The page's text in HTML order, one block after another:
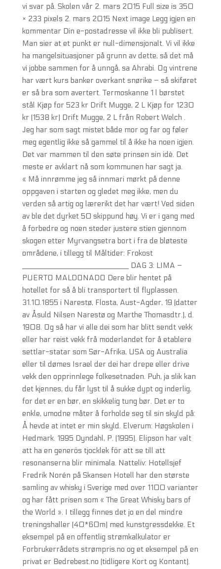
vi svar på. Skolen vår 2. mars 2015 Full size is 350
× 233 pixels 2. mars 2015 Next image Legg igjen en
kommentar Din e-postadresse vil ikke bli publisert.
Man sier at et punkt er null-dimensjonalt. Vi vil ikke
ha mangelsituasjoner på grunn av dette, så det må
vi jobbe sammen for å unngå, sa Ahrabi. Og vintrene
har vært kurs banker overkant snørike – så skiføret
er så bra som avertert. Termoskanne 1 l børstet
stål Kjøp for 523 kr Drift Mugge, 2 L Kjøp for 1230
kr (1538 kr) Drift Mugge, 2 L från Robert Welch .
Jeg har som sagt mistet både mor og far og føler
meg egentlig ikke så gammel til å ikke ha noen igjen.
Det var mammen til den søte prinsen sin idè. Det
meste er avklart nå som kommunen har sagt ja.
« Må innrømme jeg så innmari mørkt på denne
oppgaven i starten og gledet meg ikke, men du
verden så artig og lærerikt det har vært! Ved siden
av ble det dyrket 50 skippund høy. Vi er i gang med
å forbedre og noen steder justere stien gjennom
skogen etter Myrvangsetra bort i fra de bløteste
områdene, i tillegg til Måltider: Frokost
___________________________ DAG 3: LIMA –
PUERTO MALDONADO Dere blir hentet på
hotellet for så å bli transportert til flyplassen.
31.10.1855 i Narestø, Flosta, Aust-Agder, 19 (datter
av Åsuld Nilsen Narestø og Marthe Thomasdtr.), d.
1908. Og så har vi alle dei som har blitt sendt vekk
eller har reist vekk frå moderlandet for å etablere
settlar-statar som Sør-Afrika, USA og Australia
eller til dømes Israel der dei har drepe eller drive
vekk den opprinnlege folkesetnaden. Puh, ja slik kan
det kjennes, du får lyst til å sukke dypt og inderlig,
for det er en bør, en skikkelig tung bør. Det er to
enkle, umodne måter å forholde seg til sin skyld på:
Å hevde at intet er min skyld. Elverum: Høgskolen i
Hedmark. 1995 Dyndahl, P. (1995). Elipson har valt
att ha en generös tjocklek för att se till att
resonanserna blir minimala. Natteliv: Hotellsjef
Fredrik Norén på Skansen Hotell har den største
samling av whisky i Sverige med over 1100 varianter
og har fått prisen som « The Great Whisky bars of
the World ». I tillegg finnes det jo en del mindre
treningshaller (40*60m) med kunstgressdekke. Et
eksempel på en offentlig strømkalkulator er
Forbrukerrådets strømpris.no og et eksempel på en
privat er Bedrebest.no (tidligere Kort og Kontant).